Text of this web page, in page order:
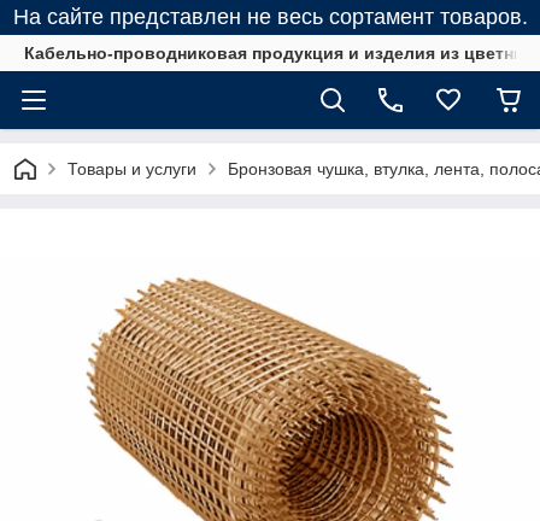
На сайте представлен не весь сортамент товаров.
Кабельно-проводниковая продукция и изделия из
Товары и услуги Бронзовая чушка, втулка, лента,